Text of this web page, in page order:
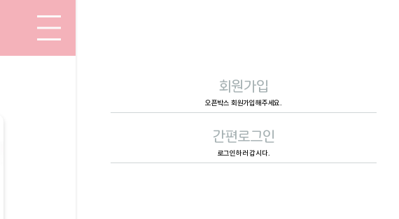
회원가입
오픈박스 회원가입해주세요.
간편로그인
로그인하러 갑시다.